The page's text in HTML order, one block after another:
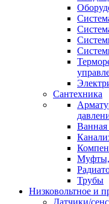
Сантехника
Ванная
Муфты,
Трубы
Низковольтное и
Датчики/